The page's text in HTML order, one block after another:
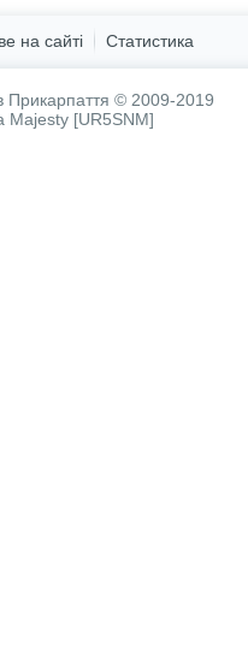
на сайті Статистика
Прикарпаття © 2009-2019
Majesty [UR5SNM]